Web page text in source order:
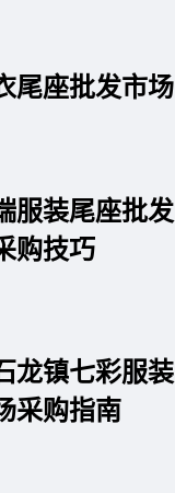
尾座批发市场
服装尾座批发
购技巧
龙镇七彩服装
采购指南